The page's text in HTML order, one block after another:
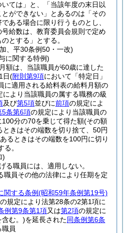
ては」と、「当該年度の末日以
ができない」とあるのは「その
ある場合に限り行うものとし、
給数は、教育委員会規則で定め
とする」とする。
、平30条例50・一改)
に関する特例)
額は、当該職員が60歳に達した
日(附則第9項において「特定日」
に適用される給料表の給料月額の
により当該職員の属する職務の級
及び第5項並びに前項の規定によ
5条第6項の規定により当該職員の
分の70を乗じて得た額(その額
きはその端数を切り捨て、50円
るときはその端数を100円に切り
る。
)
る職員には、適用しない。
職員その他の法律により任期を定
関する条例(昭和59年条例第19号)
の規定により法第28条の2第1項に
例第9条第1項又は第2項の規定に
含む。)を延長された同条例第6条
員